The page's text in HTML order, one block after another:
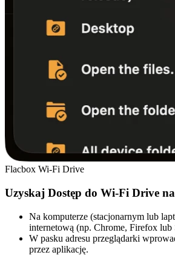
Flacbox Wi-Fi Drive
Uzyskaj Dostęp do Wi-Fi Drive
Na komputerze (stacjonarnym lub
internetową (np. Chrome, Firefox lub
W pasku adresu przeglądarki
przez aplikację.